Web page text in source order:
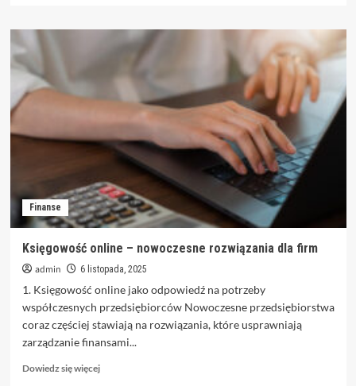
o
Budowa
do
marzeń
o
własnych
czterech
kątach
Finanse
Księgowość online – nowoczesne rozwiązania dla firm
admin 6 listopada, 2025
1. Księgowość online jako odpowiedź na potrzeby
współczesnych przedsiębiorców Nowoczesne przedsiębiorstwa
coraz częściej stawiają na rozwiązania, które usprawniają
zarządzanie finansami...
Dowiedz się więcejDowiedz